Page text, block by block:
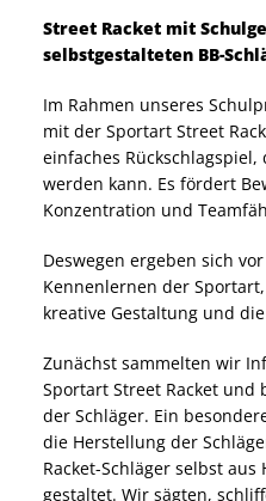
Street Racket mit
selbstgestalteten BB-
Im Rahmen unseres
mit der Sportart Street
einfaches
werden kann. Es fördert
Konzentration und
Deswegen ergeben sich
Kennenlernen der
kreative Gestaltung und
Zunächst sammelten wir
Sportart Street Racket und
der Schläger. Ein
die Herstellung der
Racket-Schläger selbst
gestaltet. Wir sägten,